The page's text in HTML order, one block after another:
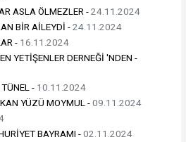
ASLA ÖLMEZLER -24.11.2024
BİR AİLEYDİ -24.11.2024
- 16.11.2024
YETİŞENLER DERNEĞİ 'NDEN -
- 10.11.2024
YÜZÜ MOYMUL -09.11.2024
BAYRAMI -02.11.2024